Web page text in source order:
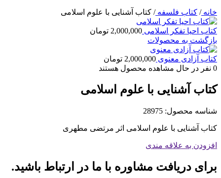
خانه/ کتاب فلسفه/ کتاب آشنایی با علوم اسلامی
کتاب احیا تفکر اسلامی 2,000,000 تومان
بازگشت به محصولات
کتاب آزادی معنوی 2,000,000 تومان
0 نفر در حال مشاهده محصول هستند
کتاب آشنایی با علوم اسلامی
شناسه محصول: 28975
کتاب آشنایی با علوم اسلامی اثر مرتضی مطهری
افزودن به علاقه مندی
برای دریافت مشاوره با ما در ارتباط باشید.